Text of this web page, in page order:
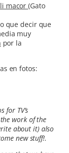
macor(Gato
que decir que
muy
por la
en fotos:
for TV’s
work of the
about it) also
new stuff!.